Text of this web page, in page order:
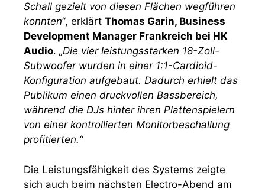
Schall gezielt von diesen Flächen wegführen
konnten“, erklärt Thomas Garin, Business
Development Manager Frankreich bei HK
Audio. „Die vier leistungsstarken 18-Zoll-
Subwoofer wurden in einer 1:1-Cardioid-
Konfiguration aufgebaut. Dadurch erhielt das
Publikum einen druckvollen Bassbereich,
während die DJs hinter ihren Plattenspielern
von einer kontrollierten Monitorbeschallung
profitierten.“
Die Leistungsfähigkeit des Systems zeigte
sich auch beim nächsten Electro-Abend am